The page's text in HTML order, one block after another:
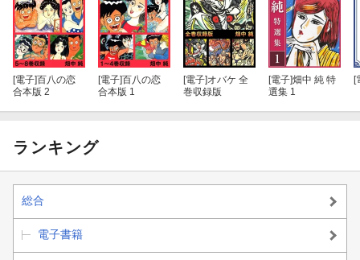
[電子]百八の恋
合本版 2
[電子]百八の恋
合本版 1
[電子]オバケ 全
巻収録版
[電子]畑中 純 特
選集 1
[
ランキング
総合
電子書籍